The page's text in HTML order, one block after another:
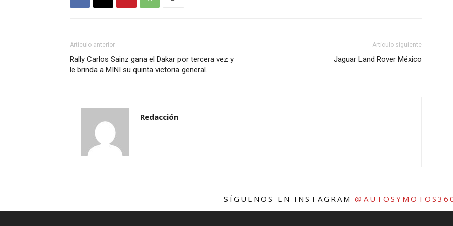
Artículo anterior
Rally Carlos Sainz gana el Dakar por tercera vez y
le brinda a MINI su quinta victoria general.
Artículo siguiente
Jaguar Land Rover México
Redacción
SÍGUENOS EN INSTAGRAM